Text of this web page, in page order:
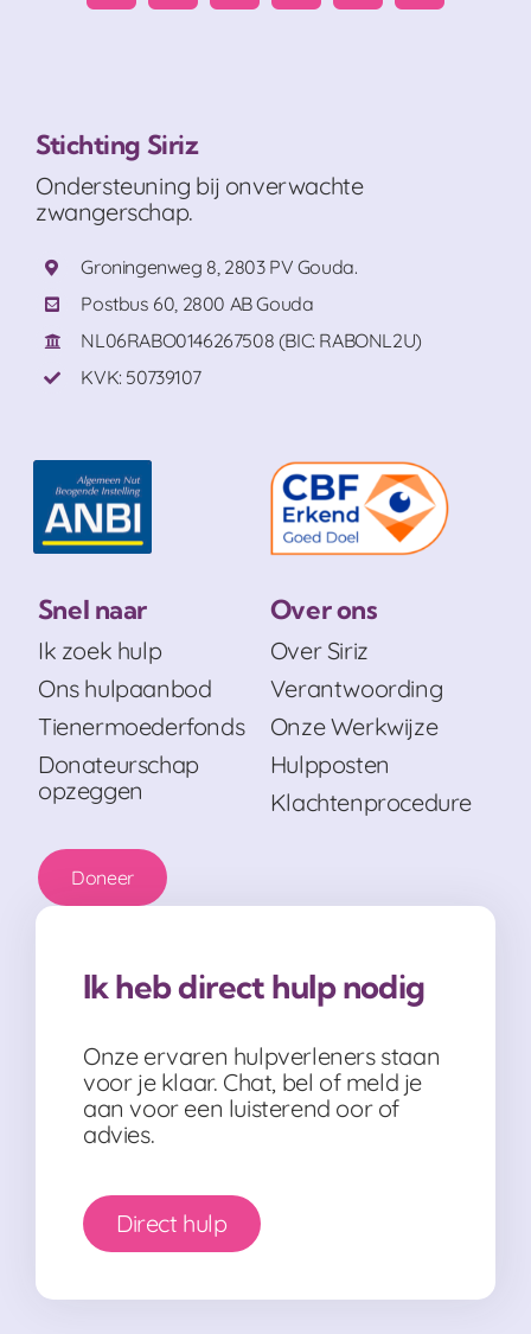
Stichting Siriz
Ondersteuning bij onverwachte
zwangerschap.
Groningenweg 8, 2803 PV Gouda.
Postbus 60, 2800 AB Gouda
NL06RABO0146267508 (BIC: RABONL2U)
KVK: 50739107
Snel naar
Ik zoek hulp
Ons hulpaanbod
Tienermoederfonds
Donateurschap
opzeggen
Doneer
Over ons
Over Siriz
Verantwoording
Onze Werkwijze
Hulpposten
Klachtenprocedure
Ik heb direct hulp nodig
Onze ervaren hulpverleners staan
voor je klaar. Chat, bel of meld je
aan voor een luisterend oor of
advies.
Direct hulp